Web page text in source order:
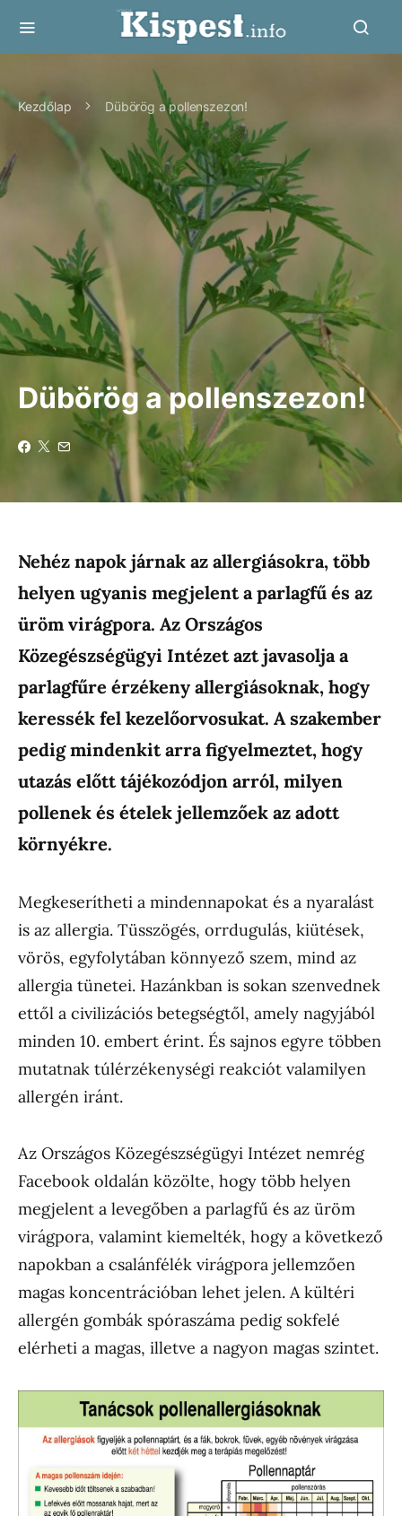
Kezdőlap Dübörög a pollenszezon!
Dübörög a pollenszezon!
Nehéz napok járnak az allergiásokra, több
helyen ugyanis megjelent a parlagfű és az
üröm virágpora. Az Országos
Közegészségügyi Intézet azt javasolja a
parlagfűre érzékeny allergiásoknak, hogy
keressék fel kezelőorvosukat. A szakember
pedig mindenkit arra figyelmeztet, hogy
utazás előtt tájékozódjon arról, milyen
pollenek és ételek jellemzőek az adott
környékre.
Megkeserítheti a mindennapokat és a nyaralást
is az allergia. Tüsszögés, orrdugulás, kiütések,
vörös, egyfolytában könnyező szem, mind az
allergia tünetei. Hazánkban is sokan szenvednek
ettől a civilizációs betegségtől, amely nagyjából
minden 10. embert érint. És sajnos egyre többen
mutatnak túlérzékenységi reakciót valamilyen
allergén iránt.
Az Országos Közegészségügyi Intézet nemrég
Facebook oldalán közölte, hogy több helyen
megjelent a levegőben a parlagfű és az üröm
virágpora, valamint kiemelték, hogy a következő
napokban a csalánfélék virágpora jellemzően
magas koncentrációban lehet jelen. A kültéri
allergén gombák spóraszáma pedig sokfelé
elérheti a magas, illetve a nagyon magas szintet.